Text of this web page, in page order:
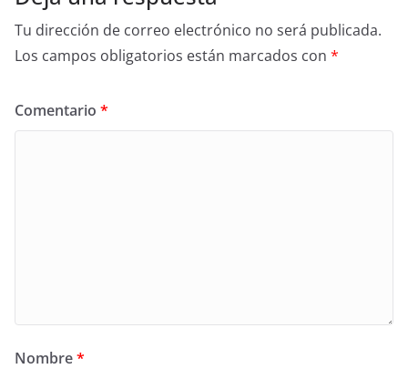
Tu dirección de correo electrónico no será publicada.
Los campos obligatorios están marcados con *
Comentario *
Nombre*